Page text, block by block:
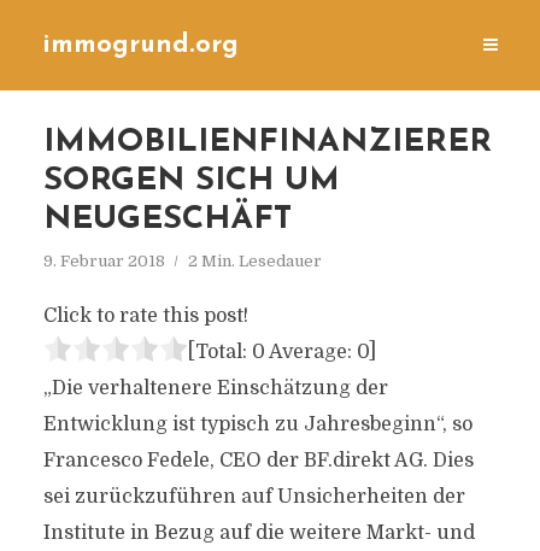
immogrund.org
IMMOBILIENFINANZIERER
SORGEN SICH UM
NEUGESCHÄFT
9. Februar 2018 2 Min. Lesedauer
Click to rate this post!
[Total: 0 Average: 0]
„Die verhaltenere Einschätzung der
Entwicklung ist typisch zu Jahresbeginn“, so
Francesco Fedele, CEO der BF.direkt AG. Dies
sei zurückzuführen auf Unsicherheiten der
Institute in Bezug auf die weitere Markt- und